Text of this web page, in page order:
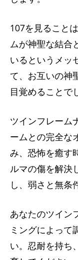
107を見ること
ムが神聖な結合
いるというメッ
て、お互いの神
目覚めることで
ツインフレーム
ームとの完全な
み、恐怖を癒す
ルマの傷を解決
し、弱さと無条
あなたのツイン
ミングによって
い。忍耐を持ち